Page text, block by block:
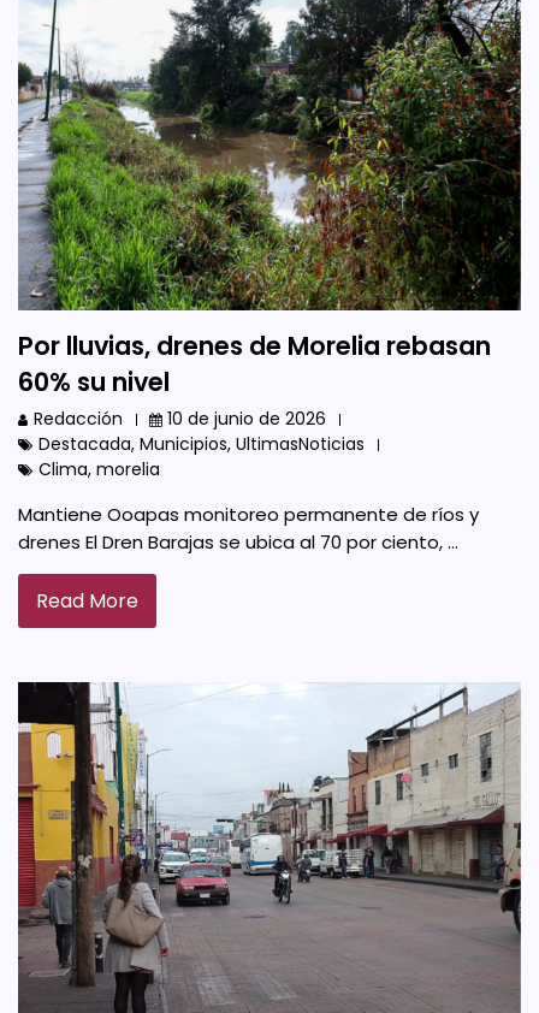
Por lluvias, drenes de Morelia rebasan
60% su nivel
Redacción
10 de junio de 2026
Destacada, Municipios, UltimasNoticias
Clima, morelia
Mantiene Ooapas monitoreo permanente de ríos y
drenes El Dren Barajas se ubica al 70 por ciento, …
Read More